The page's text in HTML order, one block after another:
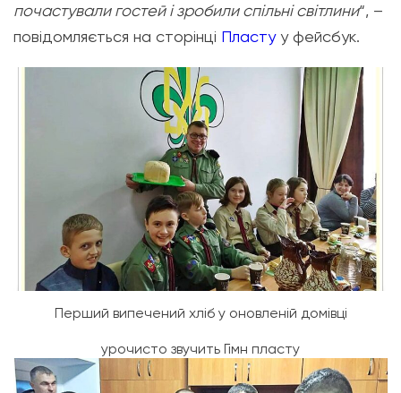
почастували гостей і зробили спільні світлини“, –
повідомляється на сторінці Пластуу фейсбук.
Перший випечений хліб у оновленій домівці
урочисто звучить Гімн пласту